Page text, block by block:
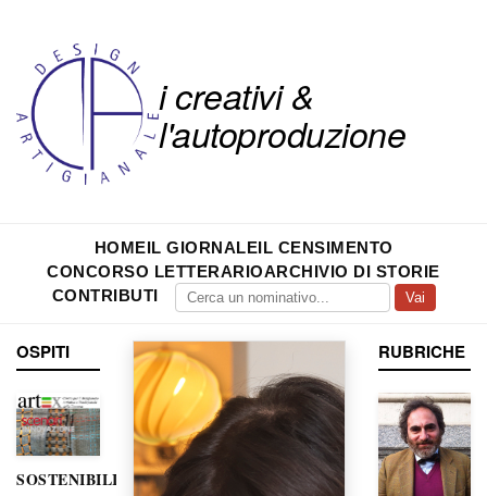
i creativi &
l'autoproduzione
HOMEIL GIORNALEIL CENSIMENTO
CONCORSO LETTERARIOARCHIVIO DI STORIE
CONTRIBUTI
Vai
OSPITI
SOSTENIBILITÀ
RUBRICHE